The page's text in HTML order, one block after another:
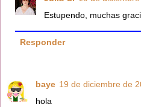
Estupendo, muchas
Responder
baye 19 de diciembre de
hola